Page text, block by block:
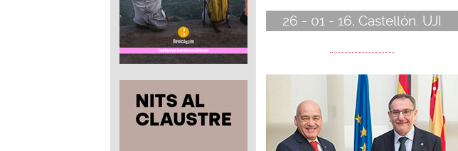
26 - 01 - 16, Castellón. UJI